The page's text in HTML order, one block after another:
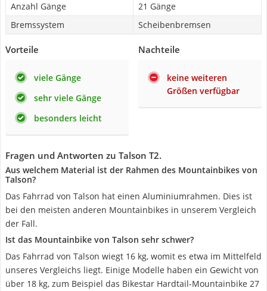
Anzahl Gänge
21 Gänge
Bremssystem
Scheibenbremsen
Vorteile
viele Gänge
sehr viele Gänge
besonders leicht
Nachteile
keine weiteren
Größen verfügbar
Fragen und Antworten zu Talson T2.
Aus welchem Material ist der Rahmen des Mountainbikes von
Talson?
Das Fahrrad von Talson hat einen Aluminiumrahmen. Dies ist
bei den meisten anderen Mountainbikes in unserem Vergleich
der Fall.
Ist das Mountainbike von Talson sehr schwer?
Das Fahrrad von Talson wiegt 16 kg, womit es etwa im Mittelfeld
unseres Vergleichs liegt. Einige Modelle haben ein Gewicht von
über 18 kg, zum Beispiel das Bikestar Hardtail-Mountainbike 27